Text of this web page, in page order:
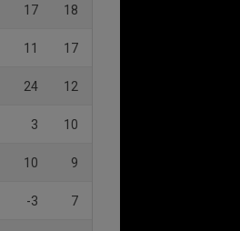
17 18
11 17
24 12
3 10
10 9
-3 7